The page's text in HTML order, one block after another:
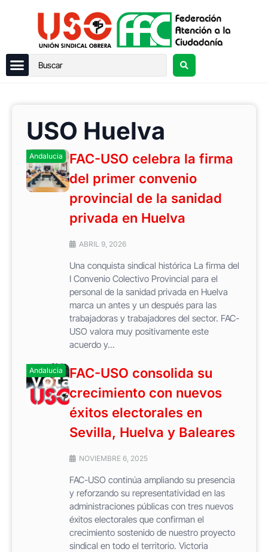
USO Huelva
Andalucia
FAC-USO celebra la firma
del primer convenio
provincial de la sanidad
privada en Huelva
ABRIL 9, 2026
Una conquista sindical histórica La firma del
I Convenio Colectivo Provincial para el
personal de la sanidad privada en Huelva
marca un antes y un después para las
trabajadoras y trabajadores del sector. FAC-
USO valora muy positivamente este
acuerdo y...
Andalucia
FAC-USO consolida su
crecimiento con nuevos
éxitos electorales en
Sevilla, Huelva y Baleares
NOVIEMBRE 6, 2025
FAC-USO continúa ampliando su presencia
y reforzando su representatividad en las
administraciones públicas con tres nuevos
éxitos electorales que confirman el
crecimiento sostenido de nuestro proyecto
sindical en todo el territorio. Victoria